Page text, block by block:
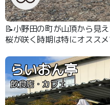
📝小野田の町が山頂から見
桜が咲く時期は特にオススメ
らいおん亭
飲食店・カフェ